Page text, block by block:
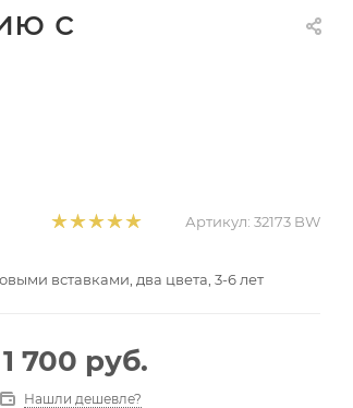
с
Артикул: 32173 BW
вставками, два цвета, 3-6 лет
1 700 руб.
Нашли дешевле?